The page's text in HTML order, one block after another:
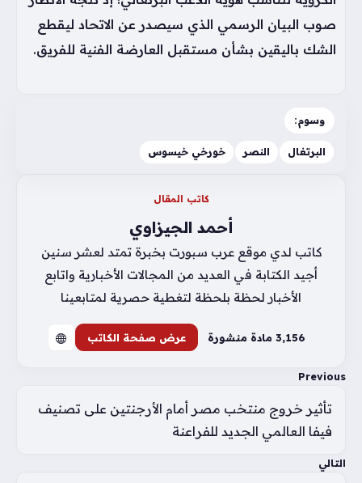
صوب البيان الرسمي الذي سيصدر عن الاتحاد ليقطع
الشك باليقين بشأن مستقبل العارضة الفنية للفريق.
وسوم:
البرتغال النصر خورخي خيسوس
كاتب المقال
أحمد الجيزاوي
كاتب لدي موقع عرب سبورت بخبرة تمتد لعشر سنين
أجيد الكتابة في العديد من المجالات الأخبارية واتابع
الأخبار لحظة بلحظة لتغطية حصرية لمتابعينا
3٬156 مادة منشورة عرض صفحة الكاتب
Previous
تأثير خروج منتخب مصر أمام الأرجنتين على تصنيف
فيفا العالمي الجديد للفراعنة
التالي